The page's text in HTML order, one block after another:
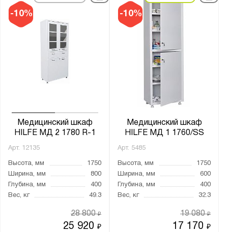
-10%
Медицинский шкаф
HILFE МД 2 1780 R-1
Арт. 12135
Высота, мм
1750
Ширина, мм
800
Глубина, мм
400
Вес, кг
49.3
25 920₽
28 800₽
-10%
Медицинский шкаф
HILFE МД 1 1760/SS
Арт. 5485
Высота, мм
1750
Ширина, мм
600
Глубина, мм
400
Вес, кг
32.3
17 170₽
19 080₽